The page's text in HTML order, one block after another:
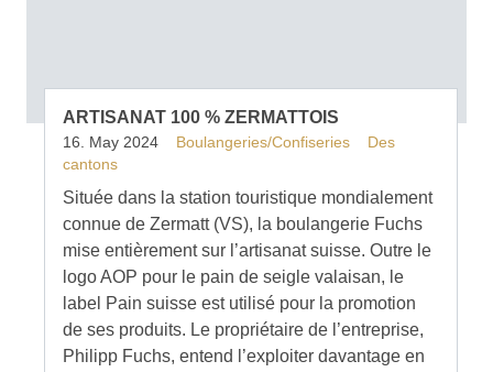
ARTISANAT 100 % ZERMATTOIS
16. May 2024 Boulangeries/Confiseries
Des
cantons
Située dans la station touristique mondialement
connue de Zermatt (VS), la boulangerie Fuchs
mise entièrement sur l’artisanat suisse. Outre le
logo AOP pour le pain de seigle valaisan, le
label Pain suisse est utilisé pour la promotion
de ses produits. Le propriétaire de l’entreprise,
Philipp Fuchs, entend l’exploiter davantage en